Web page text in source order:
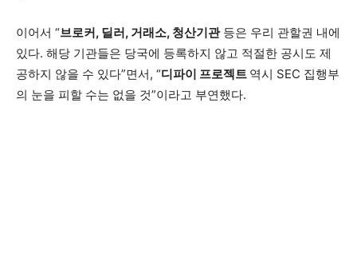
이어서 “브로커, 딜러, 거래소, 청산기관등은 우리 관할권 내에
있다. 해당 기관들은 당국에 등록하지 않고 적절한 공시도 제
공하지 않을 수 있다”면서, “디파이 프로젝트 역시 SEC 집행부
의 눈을 피할 수는 없을 것”이라고 부연했다.